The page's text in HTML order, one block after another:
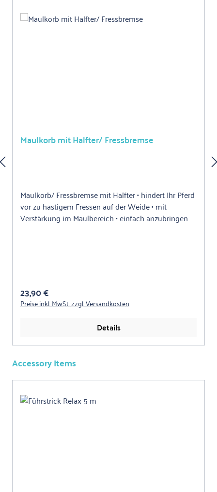
Maulkorb mit Halfter/ Fressbremse
Maulkorb/ Fressbremse mit Halfter • hindert Ihr Pferd
vor zu hastigem Fressen auf der Weide • mit
Verstärkung im Maulbereich • einfach anzubringen
Regulärer Preis:
23,90 €
Preise inkl. MwSt. zzgl. Versandkosten
Details
Produktgalerie überspringen
Accessory Items